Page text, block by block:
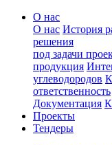
О нас
О нас История
решения
под задачи
продукция
углеводородов
ответственность
Документация
Проекты
Тендеры